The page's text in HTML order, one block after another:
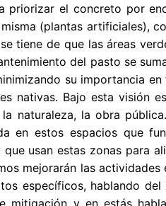
priorizar el concreto por
(plantas artificiales),
tiene de que las áreas
del pasto se
su importancia
nativas. Bajo esta visión
naturaleza, la obra
en estos espacios que
usan estas zonas para
mejorarán las
específicos, hablando
mitigación y en estás